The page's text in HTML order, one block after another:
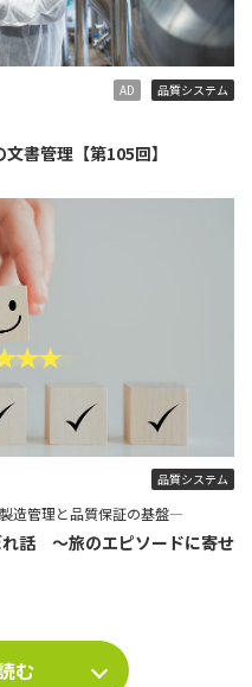
AD 品質システム
書管理【第105回】
品質システム
造管理と品質保証の基盤―
れ話 ～旅のエピソードに寄せ
む